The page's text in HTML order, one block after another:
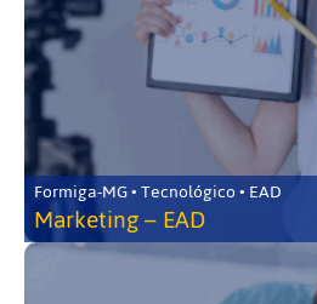
Formiga-MG • Tecnológico • EAD
Marketing – EAD